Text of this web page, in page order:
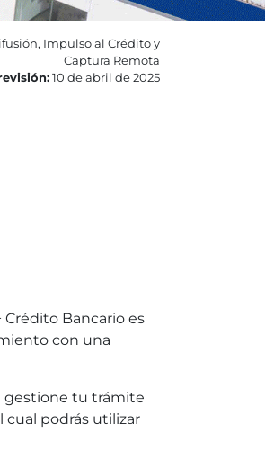
Impulso al Crédito y
Captura Remota
10 de abril de 2025
Bancario es
con una
gestione tu trámite
podrás utilizar